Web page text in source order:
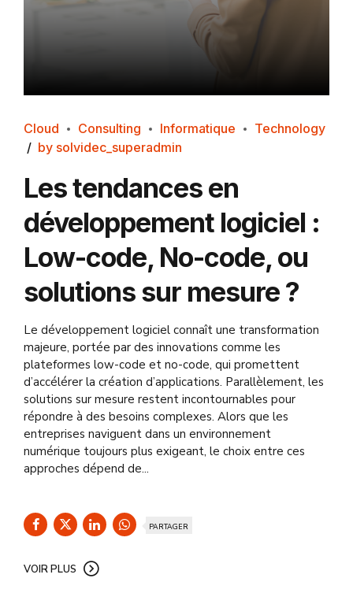
Cloud Consulting Informatique
Technology
by solvidec_superadmin
Les tendances en
développement logiciel :
Low-code, No-code, ou
solutions sur mesure ?
Le développement logiciel connaît une transformation
majeure, portée par des innovations comme les
plateformes low-code et no-code, qui promettent
d’accélérer la création d’applications. Parallèlement, les
solutions sur mesure restent incontournables pour
répondre à des besoins complexes. Alors que les
entreprises naviguent dans un environnement
numérique toujours plus exigeant, le choix entre ces
approches dépend de...
PARTAGER
VOIR PLUS